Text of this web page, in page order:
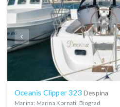
Oceanis Clipper 323 Despina
Marina: Marina Kornati, Biograd